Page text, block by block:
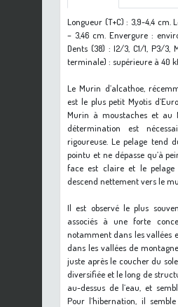
Longueur (T+C) : 3,9-4,4 cm.
– 3,46 cm. Envergure :
Dents (38) : I2/3, C1/1, P3/3,
terminale) : supérieure à 40
Le Murin d’alcathoe,
est le plus petit Myotis
Murin à moustaches et au
détermination est
rigoureuse. Le pelage tend
pointu et ne dépasse qu’à
face est claire et le pelage
descend nettement vers le
Il est observé le plus
associés à une forte
notamment dans les vallées
dans les vallées de
juste après le coucher du
diversifiée et le long de
au-dessus de l’eau, et
Pour l’hibernation, il